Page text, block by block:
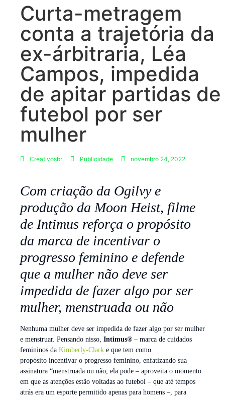
Curta-metragem
conta a trajetória da
ex-árbitraria, Léa
Campos, impedida
de apitar partidas de
futebol por ser
mulher
Creativosbr Publicidade novembro 24, 2022
Com criação da Ogilvy e
produção da Moon Heist, filme
de Intimus reforça o propósito
da marca de incentivar o
progresso feminino e defende
que a mulher não deve ser
impedida de fazer algo por ser
mulher, menstruada ou não
Nenhuma mulher deve ser impedida de fazer algo por ser mulher
e menstruar. Pensando nisso, Intimus® – marca de cuidados
femininos da Kimberly-Clark e que tem como
propósito incentivar o progresso feminino, enfatizando sua
assinatura “menstruada ou não, ela pode – aproveita o momento
em que as atenções estão voltadas ao futebol – que até tempos
atrás era um esporte permitido apenas para homens –, para